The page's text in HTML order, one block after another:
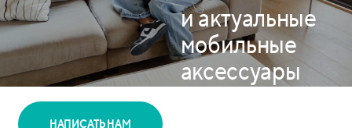
и актуальные
мобильные
аксессуары
и портативную
НАПИСАТЬ НАМ